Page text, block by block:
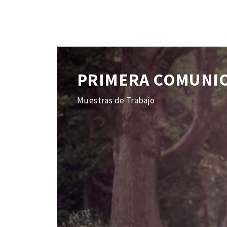
PRIMERA
Muestras de Trabajo